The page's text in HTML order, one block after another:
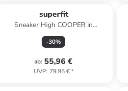
superfit
Sneaker High COOPER in
Grün/Rosa
-30%
ab: 55,96 €
UVP: 79,95 €*